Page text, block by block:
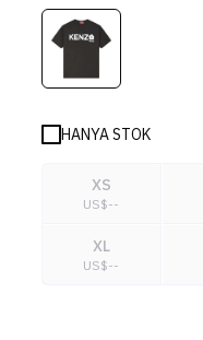
HANYA STOK
XS
US$--
XL
US$--